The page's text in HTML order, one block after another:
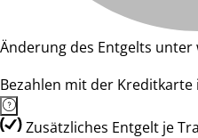
Änderung des Entgelts
Bezahlen mit der Kreditkarte
Zusätzliches Entgelt je